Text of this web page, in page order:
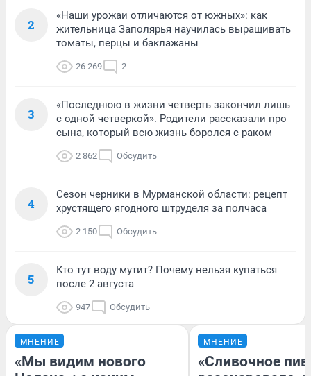
2
«Наши урожаи отличаются от южных»: как
жительница Заполярья научилась выращивать
томаты, перцы и баклажаны
26 269 2
3
«Последнюю в жизни четверть закончил лишь
с одной четверкой». Родители рассказали про
сына, который всю жизнь боролся с раком
2 862 Обсудить
4
Сезон черники в Мурманской области: рецепт
хрустящего ягодного штруделя за полчаса
2 150 Обсудить
5
Кто тут воду мутит? Почему нельзя купаться
после 2 августа
947 Обсудить
МНЕНИЕ
«Мы видим нового
МНЕНИЕ
«Сливочное